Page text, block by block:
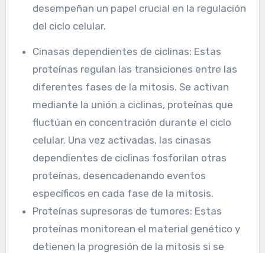
desempeñan un papel crucial en la regulación
del ciclo celular.
Cinasas dependientes de ciclinas: Estas
proteínas regulan las transiciones entre las
diferentes fases de la mitosis. Se activan
mediante la unión a ciclinas, proteínas que
fluctúan en concentración durante el ciclo
celular. Una vez activadas, las cinasas
dependientes de ciclinas fosforilan otras
proteínas, desencadenando eventos
específicos en cada fase de la mitosis.
Proteínas supresoras de tumores: Estas
proteínas monitorean el material genético y
detienen la progresión de la mitosis si se